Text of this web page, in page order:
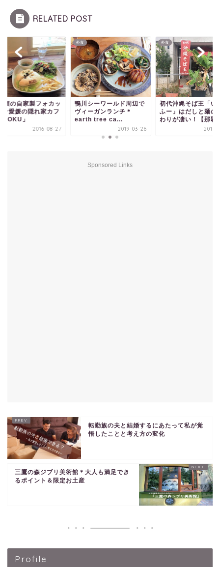
RELATED POST
類の自家製フォカッ
☆愛媛の隠れ家カフ
MOKU」
2016-08-27
外食
鴨川シーワールド周辺で
ヴィーガンランチ＊
earth tree ca...
2019-03-26
外食
初代沖縄そば王「い
ふー」はだしと麺の
わりが凄い！【那覇
2017-
Sponsored Links
転勤族の夫と結婚するにあたって私が覚
悟したことと考え方の変化
三鷹の森ジブリ美術館＊大人も満足でき
るポイント＆限定お土産
Profile